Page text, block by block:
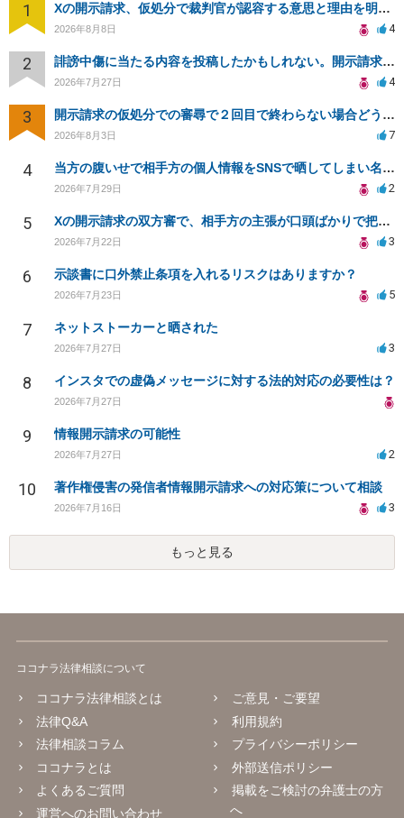
1 Xの開示請求、仮処分で裁判官が認容する意思と理由を明確化しても、相手側は争って引き延ばしますか
2026年8月8日 4
2 誹謗中傷に当たる内容を投稿したかもしれない。開示請求や民事刑事裁判に発展しうるのか教えて欲しい。
2026年7月27日 4
3 開示請求の仮処分での審尋で２回目で終わらない場合どうしたらいいですか
2026年8月3日 7
4 当方の腹いせで相手方の個人情報をSNSで晒してしまい名誉毀損させてしまったかもしれない
2026年7月29日 2
5 Xの開示請求の双方審で、相手方の主張が口頭ばかりで把握しきれません
2026年7月22日 3
6 示談書に口外禁止条項を入れるリスクはありますか？
2026年7月23日 5
7 ネットストーカーと晒された
2026年7月27日 3
8 インスタでの虚偽メッセージに対する法的対応の必要性は？
2026年7月27日
9 情報開示請求の可能性
2026年7月27日 2
10 著作権侵害の発信者情報開示請求への対応策について相談
2026年7月16日 3
もっと見る
ココナラ法律相談について
ココナラ法律相談とは
法律Q&A
法律相談コラム
ココナラとは
よくあるご質問
運営へのお問い合わせ
ご意見・ご要望
利用規約
プライバシーポリシー
外部送信ポリシー
掲載をご検討の弁護士の方
へ